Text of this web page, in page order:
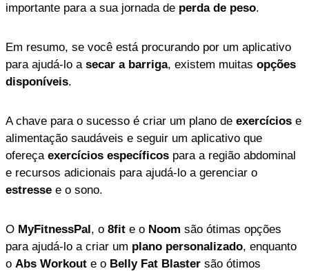
importante para a sua jornada de perda de peso.
Em resumo, se você está procurando por um aplicativo
para ajudá-lo a secar a barriga, existem muitas opções
disponíveis.
A chave para o sucesso é criar um plano de exercícios e
alimentação saudáveis e seguir um aplicativo que
ofereça exercícios específicos para a região abdominal
e recursos adicionais para ajudá-lo a gerenciar o
estresse e o sono.
O MyFitnessPal, o 8fit e o Noom são ótimas opções
para ajudá-lo a criar um plano personalizado, enquanto
o Abs Workout e o Belly Fat Blaster são ótimos